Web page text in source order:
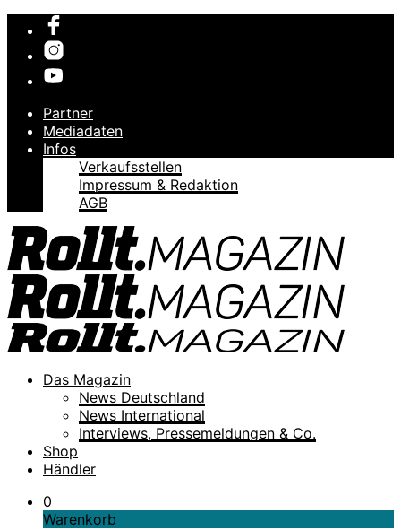
Partner
Mediadaten
Infos
Verkaufsstellen
Impressum & Redaktion
AGB
Das Magazin
News Deutschland
News International
Interviews, Pressemeldungen & Co.
Shop
Händler
0
Warenkorb